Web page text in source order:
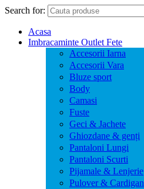
Search for:
Acasa
Imbracaminte Outlet Fete
Accesorii Iarna
Accesorii Vara
Bluze sport
Body
Camasi
Fuste
Geci & Jachete
Ghiozdane & genți
Pantaloni Lungi
Pantaloni Scurti
Pijamale & Lenjerie
Pulover & Cardigan